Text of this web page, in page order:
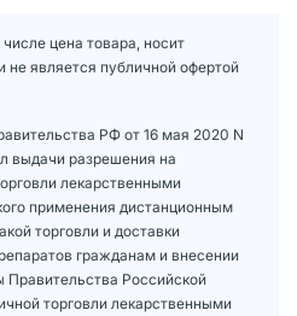
цена товара, носит
не является публичной офертой
РФ от 16 мая 2020 N
выдачи разрешения на
лекарственными
применения дистанционным
торговли и доставки
гражданам и внесении
Правительства Российской
торговли лекарственными